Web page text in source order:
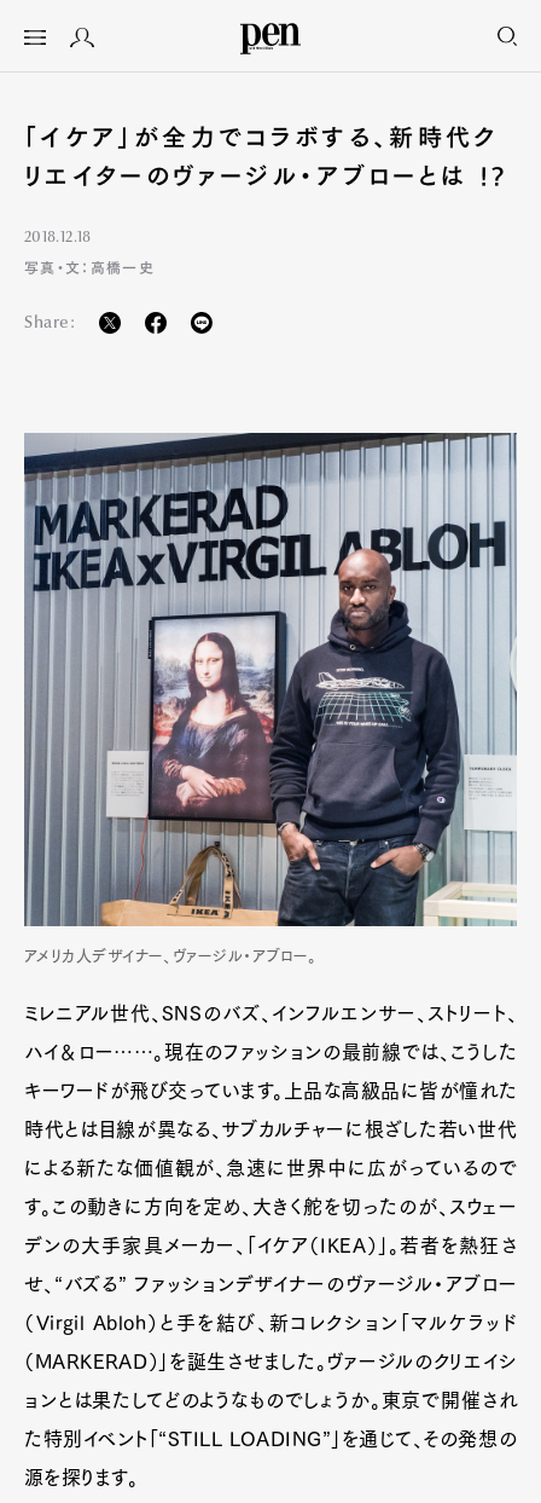
「イケア」が全力でコラボする、新時代ク
リエイターのヴァージル・アブローとは !?
2018.12.18
写真・文：高橋一史
Share:
アメリカ人デザイナー、ヴァージル・アブロー。
ミレニアル世代、SNSのバズ、インフルエンサー、ストリート、
ハイ＆ロー……。現在のファッションの最前線では、こうした
キーワードが飛び交っています。上品な高級品に皆が憧れた
時代とは目線が異なる、サブカルチャーに根ざした若い世代
による新たな価値観が、急速に世界中に広がっているので
す。この動きに方向を定め、大きく舵を切ったのが、スウェー
デンの大手家具メーカー、「イケア（IKEA）」。若者を熱狂さ
せ、“バズる” ファッションデザイナーのヴァージル・アブロー
（Virgil Abloh）と手を結び、新コレクション「マルケラッド
（MARKERAD）」を誕生させました。ヴァージルのクリエイシ
ョンとは果たしてどのようなものでしょうか。東京で開催され
た特別イベント「“STILL LOADING”」を通じて、その発想の
源を探ります。